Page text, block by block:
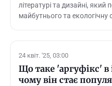
літературі та дизайні, який
майбутнього та екологічну
24 квіт. '25, 03:00
Що таке 'аргуфікс' в
чому він стає